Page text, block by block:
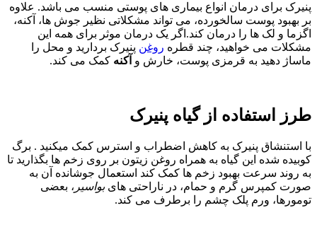
پنیرک برای درمان انواع بیماری های پوستی منسب می باشد. علاوه
بر بهبود پوست سالخورده، می تواند مشکلاتی نظیر جوش ها، آکنه،
اگزما و لک ها را درمان کند.اگر یک درمان موثر برای همه این
مشکلات می خواهید، چند قطره روغن پنیرک بردارید و محل را
ماساژ دهید به قرمزی پوست، خارش و آکنه کمک می کند.
طرز استفاده از گیاه پنیرک
با استنشاق پنیرک به کاهش اضطراب و استرس کمک میکنید . برگ
کوبیده شده این گیاه به همراه روغن زیتون بر روی زخم ها بگذارید تا
به روند سرعت بهبود زخم ها کمک کند استعمال جوشانده آن به
صورت کمپرس گرم و حمام، در ناراحتی هایبواسیر ، بعضی
تومورها، ورم پلک چشم را برطرف می کند.